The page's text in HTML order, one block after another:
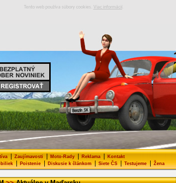
Tento web používa súbory cookies. Viac informácií
Zaujímavosti Moto-Rady Reklama Kontakt
| Poistenie| Diskusie k článkom| Siete ČS| Testujeme| Žena